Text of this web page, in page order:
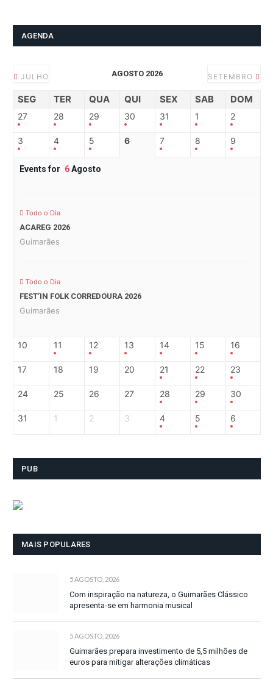
AGENDA
JULHO AGOSTO 2026 SETEMBRO
SEG TER QUA QUI SEX SAB DOM
27 28 29 30 31 1 2
3 4 5 6 7 8 9
Events for 6Agosto
Todo o Dia
ACAREG 2026
Guimarães
Todo o Dia
FEST’IN FOLK CORREDOURA 2026
Guimarães
10 11 12 13 14 15 16
17 18 19 20 21 22 23
24 25 26 27 28 29 30
31 1 2 3 4 5 6
PUB
MAIS POPULARES
5 AGOSTO, 2026
Com inspiração na natureza, o Guimarães Clássico
apresenta-se em harmonia musical
5 AGOSTO, 2026
Guimarães prepara investimento de 5,5 milhões de
euros para mitigar alterações climáticas